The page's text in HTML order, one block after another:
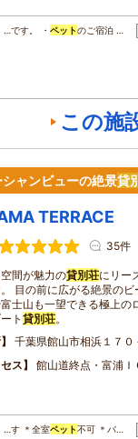
…です。 ・ ペットのご宿泊 …
この施
ャンビューの絶景貸
TERRACE
35件
間が魅力の貸別荘にリー
目の前に広がる絶景の
士山も一望できる極上の
ト貸別荘。
千葉県館山市相浜１７０
ス
館山道終点・富浦
…す ＊全室ペット不可 ＊バ…